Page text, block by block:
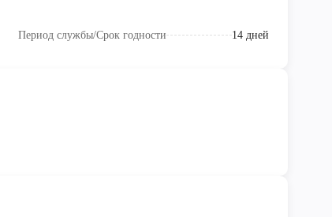
Период службы/Срок годности 14 дней